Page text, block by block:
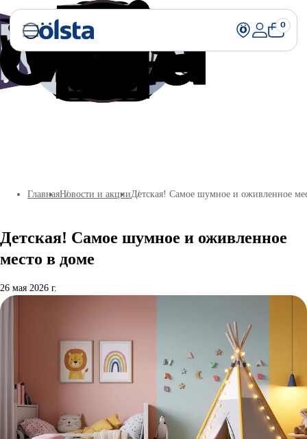
0
ГлавнаяНовости и акцииДетская! Самое шумное и оживленное
26 мая 2026 г.
Детская! Самое шумное и оживленное
место в доме